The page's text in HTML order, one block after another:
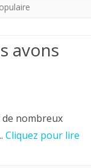
avons
nombreux
Cliquez pour lire